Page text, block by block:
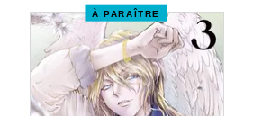
À PARAÎTRE